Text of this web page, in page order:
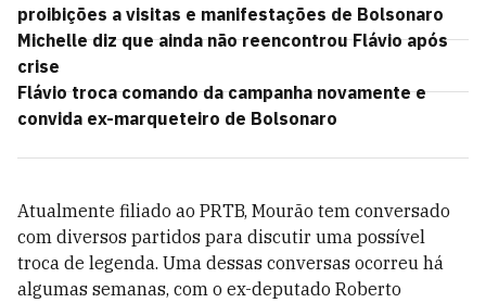
proibições a visitas e manifestações de Bolsonaro
Michelle diz que ainda não reencontrou Flávio após
crise
Flávio troca comando da campanha novamente e
convida ex-marqueteiro de Bolsonaro
Atualmente filiado ao PRTB, Mourão tem conversado
com diversos partidos para discutir uma possível
troca de legenda. Uma dessas conversas ocorreu há
algumas semanas, com o ex-deputado Roberto